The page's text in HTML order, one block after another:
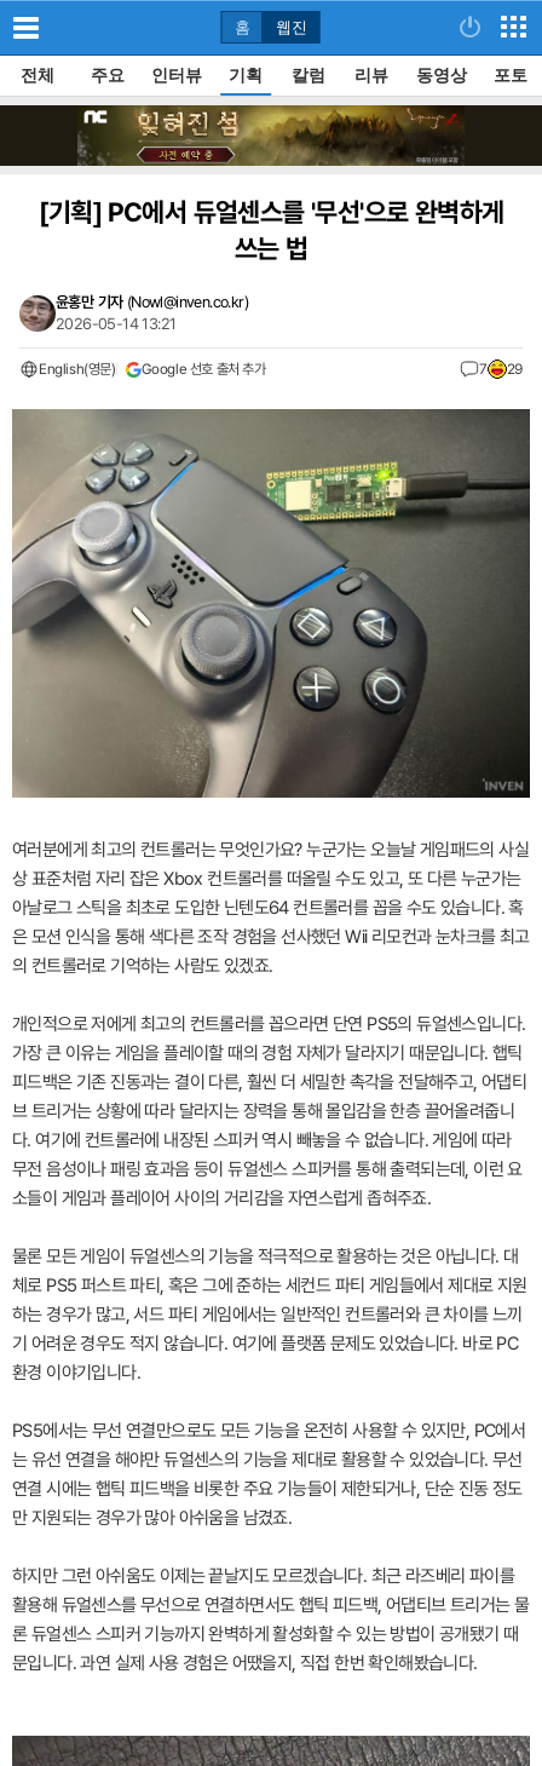
홈 웹진
전체 주요 인터뷰 기획 칼럼 리뷰 동영상 포토
[기획]PC에서 듀얼센스를 '무선'으로 완벽하게
쓰는 법
윤홍만 기자 (Nowl@inven.co.kr)
2026-05-14 13:21
English(영문) Google 선호 출처 추가 7 29
여러분에게 최고의 컨트롤러는 무엇인가요? 누군가는 오늘날 게임패드의 사실
상 표준처럼 자리 잡은 Xbox 컨트롤러를 떠올릴 수도 있고, 또 다른 누군가는
아날로그 스틱을 최초로 도입한 닌텐도64 컨트롤러를 꼽을 수도 있습니다. 혹
은 모션 인식을 통해 색다른 조작 경험을 선사했던 Wii 리모컨과 눈차크를 최고
의 컨트롤러로 기억하는 사람도 있겠죠.
개인적으로 저에게 최고의 컨트롤러를 꼽으라면 단연 PS5의 듀얼센스입니다.
가장 큰 이유는 게임을 플레이할 때의 경험 자체가 달라지기 때문입니다. 햅틱
피드백은 기존 진동과는 결이 다른, 훨씬 더 세밀한 촉각을 전달해주고, 어댑티
브 트리거는 상황에 따라 달라지는 장력을 통해 몰입감을 한층 끌어올려줍니
다. 여기에 컨트롤러에 내장된 스피커 역시 빼놓을 수 없습니다. 게임에 따라
무전 음성이나 패링 효과음 등이 듀얼센스 스피커를 통해 출력되는데, 이런 요
소들이 게임과 플레이어 사이의 거리감을 자연스럽게 좁혀주죠.
물론 모든 게임이 듀얼센스의 기능을 적극적으로 활용하는 것은 아닙니다. 대
체로 PS5 퍼스트 파티, 혹은 그에 준하는 세컨드 파티 게임들에서 제대로 지원
하는 경우가 많고, 서드 파티 게임에서는 일반적인 컨트롤러와 큰 차이를 느끼
기 어려운 경우도 적지 않습니다. 여기에 플랫폼 문제도 있었습니다. 바로 PC
환경 이야기입니다.
PS5에서는 무선 연결만으로도 모든 기능을 온전히 사용할 수 있지만, PC에서
는 유선 연결을 해야만 듀얼센스의 기능을 제대로 활용할 수 있었습니다. 무선
연결 시에는 햅틱 피드백을 비롯한 주요 기능들이 제한되거나, 단순 진동 정도
만 지원되는 경우가 많아 아쉬움을 남겼죠.
하지만 그런 아쉬움도 이제는 끝날지도 모르겠습니다. 최근 라즈베리 파이를
활용해 듀얼센스를 무선으로 연결하면서도 햅틱 피드백, 어댑티브 트리거는 물
론 듀얼센스 스피커 기능까지 완벽하게 활성화할 수 있는 방법이 공개됐기 때
문입니다. 과연 실제 사용 경험은 어땠을지, 직접 한번 확인해봤습니다.